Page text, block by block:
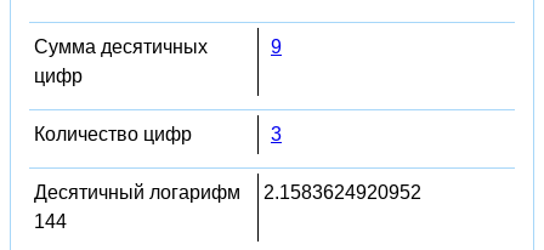
Сумма десятичных
цифр
9
Количество цифр 3
Десятичный логарифм
144
2.1583624920952